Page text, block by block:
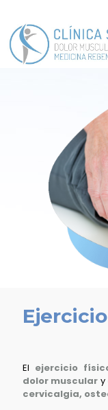
El ejercicio
dolor muscular y
cervicalgia,